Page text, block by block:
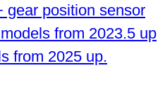
gear position sensor
from 2023.5 up
from 2025 up.